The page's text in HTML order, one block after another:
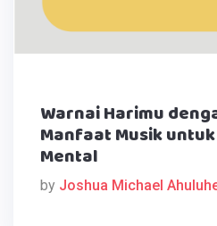
Warnai Harimu
Manfaat Musik
Mental
by Joshua Michael